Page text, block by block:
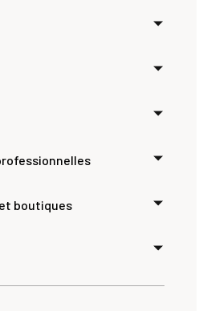
boutiques